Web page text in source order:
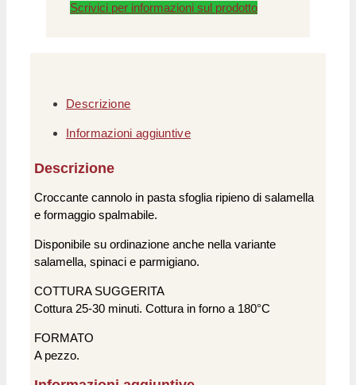
Scrivici per informazioni sul prodotto
Descrizione
Informazioni aggiuntive
Descrizione
Croccante cannolo in pasta sfoglia ripieno di salamella
e formaggio spalmabile.
Disponibile su ordinazione anche nella variante
salamella, spinaci e parmigiano.
COTTURA SUGGERITA
Cottura 25-30 minuti. Cottura in forno a 180°C
FORMATO
A pezzo.